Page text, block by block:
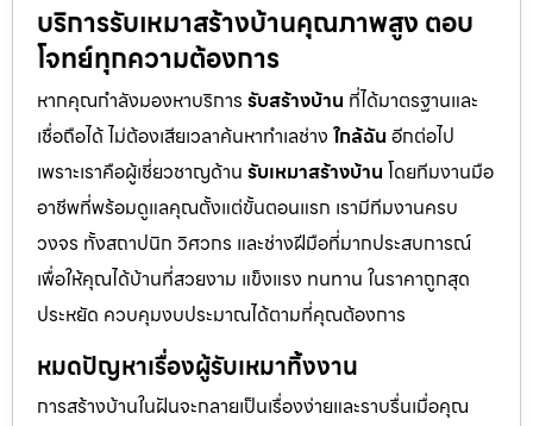
บริการรับเหมาสร้างบ้านคุณภาพสูง ตอบ
โจทย์ทุกความต้องการ
หากคุณกำลังมองหาบริการ รับสร้างบ้าน ที่ได้มาตรฐานและ
เชื่อถือได้ ไม่ต้องเสียเวลาค้นหาทำเลช่าง ใกล้ฉัน อีกต่อไป
เพราะเราคือผู้เชี่ยวชาญด้าน รับเหมาสร้างบ้าน โดยทีมงานมือ
อาชีพที่พร้อมดูแลคุณตั้งแต่ขั้นตอนแรก เรามีทีมงานครบ
วงจร ทั้งสถาปนิก วิศวกร และช่างฝีมือที่มากประสบการณ์
เพื่อให้คุณได้บ้านที่สวยงาม แข็งแรง ทนทาน ในราคาถูกสุด
ประหยัด ควบคุมงบประมาณได้ตามที่คุณต้องการ
หมดปัญหาเรื่องผู้รับเหมาทิ้งงาน
การสร้างบ้านในฝันจะกลายเป็นเรื่องง่ายและราบรื่นเมื่อคุณ